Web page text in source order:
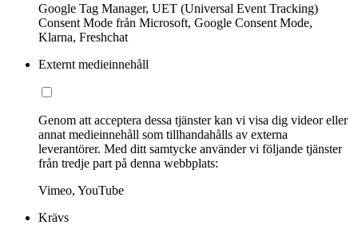
Google Tag Manager, UET (Universal Event Tracking)
Consent Mode från Microsoft, Google Consent Mode,
Klarna, Freshchat
Externt medieinnehåll
Genom att acceptera dessa tjänster kan vi visa dig videor eller
annat medieinnehåll som tillhandahålls av externa
leverantörer. Med ditt samtycke använder vi följande tjänster
från tredje part på denna webbplats:
Vimeo, YouTube
Krävs